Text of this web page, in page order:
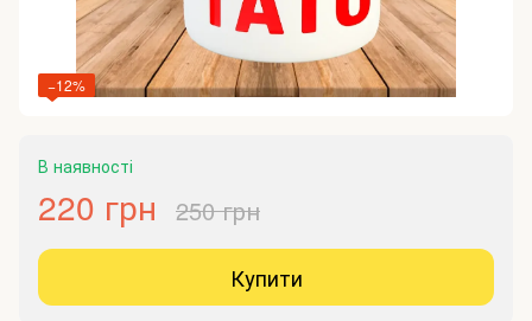
−12%
В наявності
220 грн 250 грн
Купити